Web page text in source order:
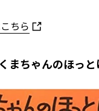
ちら
まちゃんのほっと